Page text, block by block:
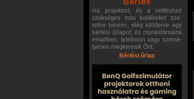
Ha projektort, és a vetítéshez
szükséges más kellékeket sze-
retne bérelni, elég kitöltenie egy
bérlési űrlapot, és munkatársaink
emailben, telefonon vagy szemé-
lyesen megkeresik Önt.
Bérlési űrlap